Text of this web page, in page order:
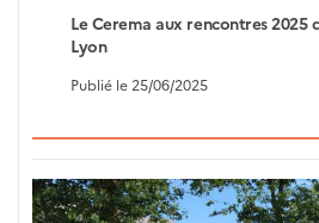
Le Cerema aux rencontres 2025
Lyon
Publié le 25/06/2025